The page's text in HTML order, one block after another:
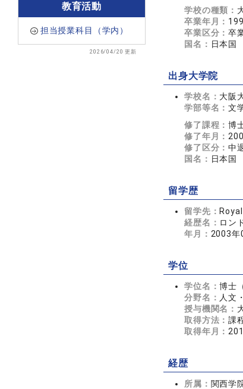
教育活動
担当授業科目（学内）
2026/04/20 更新
学校の種類：
卒業年月：
卒業区分：卒
国名： 日本国
出身大学院
学校名： 大阪
学部等名：文
修了課程：博
修了年月：
修了区分：中
国名： 日本国
留学歴
留学先：
経歴名： ロン
年月： 2003年
学位
学位名：博士
分野名： 人文
授与機関名：
取得方法：課
取得年月：
経歴
所属： 関西学